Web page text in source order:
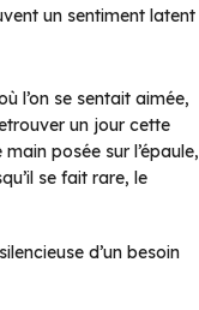
un sentiment latent
l’on se sentait aimée,
un jour cette
posée sur l’épaule,
se fait rare, le
d’un besoin